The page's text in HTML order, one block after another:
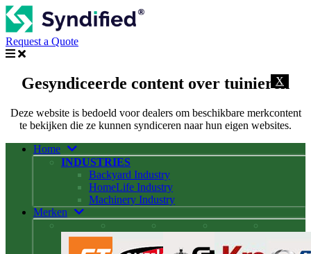
Request a Quote
X
Gesyndiceerde content over tuinieren
Deze website is bedoeld voor dealers om beschikbare merkcontent
te bekijken die ze kunnen syndiceren naar hun eigen websites.
Home
INDUSTRIES
Backyard Industry
HomeLife Industry
Machinery Industry
Merken